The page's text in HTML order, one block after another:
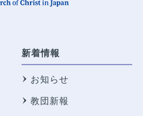
新着情報
お知らせ
教団新報